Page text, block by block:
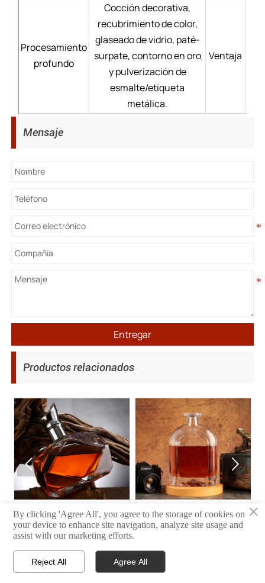
Procesamiento
profundo
Cocción decorativa,
recubrimiento de color,
glaseado de vidrio, paté-
surpate, contorno en oro
y pulverización de
esmalte/etiqueta
metálica.
Ventaja
Mensaje
Entregar
Productos relacionados
11 10
 
 
×
By clicking 'Agree All', you agree to the storage of cookies on
your device to enhance site navigation, analyze site usage and
assist with our marketing efforts.
Reject All Agree All